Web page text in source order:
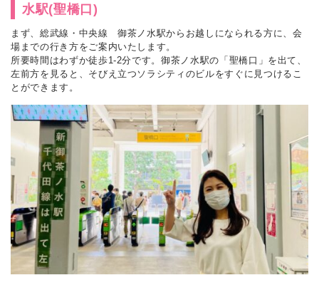
水駅(聖橋口)
まず、総武線・中央線 御茶ノ水駅からお越しになられる方に、会
場までの行き方をご案内いたします。
所要時間はわずか徒歩1-2分です。御茶ノ水駅の「聖橋口」を出て、
左前方を見ると、そびえ立つソラシティのビルをすぐに見つけるこ
とができます。